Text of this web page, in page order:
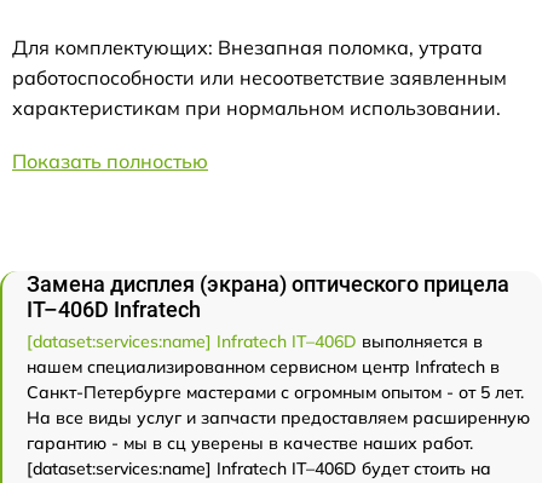
Для комплектующих: Внезапная поломка, утрата
работоспособности или несоответствие заявленным
характеристикам при нормальном использовании.
Показать полностью
Замена дисплея (экрана) оптического прицела
IT–406D Infratech
[dataset:services:name] Infratech IT–406D выполняется в
нашем специализированном сервисном центр Infratech в
Санкт-Петербурге мастерами с огромным опытом - от 5 лет.
На все виды услуг и запчасти предоставляем расширенную
гарантию - мы в сц уверены в качестве наших работ.
[dataset:services:name] Infratech IT–406D будет стоить на